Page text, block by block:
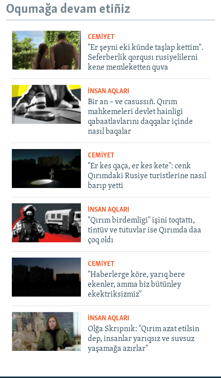
Oqumağa devam etiñiz
CEMİYET
"Er şeyni eki künde taşlap kettim".
Seferberlik qorqusı rusiyelilerni
kene memleketten quva
İNSAN AQLARI
Bir an – ve casussıñ. Qırım
mahkemeleri devlet hainligi
qabaatlavlarını daqqalar içinde
nasıl baqalar
CEMİYET
"Er kes qaça, er kes kete": cenk
Qırımdaki Rusiye turistlerine nasıl
barıp yetti
İNSAN AQLARI
"Qırım birdemligi" işini toqtattı,
tintüv ve tutuvlar ise Qırımda daa
çoq oldı
CEMİYET
"Haberlerge köre, yarıq bere
ekenler, amma biz bütünley
ekektriksizmiz"
İNSAN AQLARI
Olğa Skrıpnık: "Qırım azat etilsin
dep, insanlar yarıqsız ve suvsuz
yaşamağa azırlar"